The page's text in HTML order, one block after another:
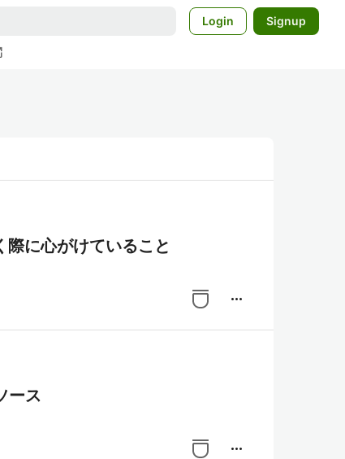
Login Signup
に心がけていること
more_horiz
ース
more_horiz